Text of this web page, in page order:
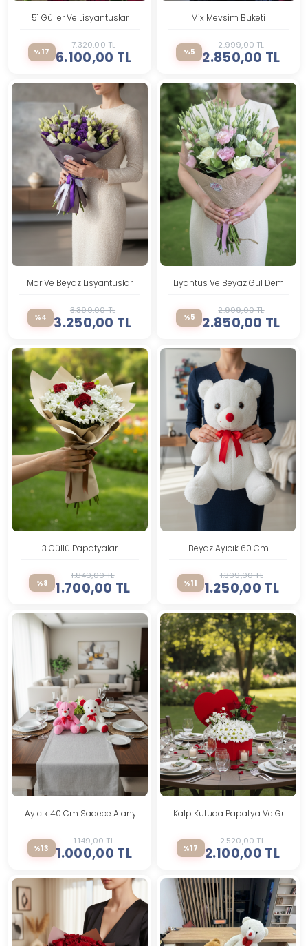
51 Güller Ve Lisyantuslar
%17
7.320,00 TL
6.100,00 TL
Mix Mevsim Buketi
%5
2.999,00 TL
2.850,00 TL
Mor Ve Beyaz Lisyantuslar
%4
3.399,00 TL
3.250,00 TL
Liyantus Ve Beyaz Gül Demeti
%5
2.999,00 TL
2.850,00 TL
3 Güllü Papatyalar
%8
1.849,00 TL
1.700,00 TL
Beyaz Ayıcık 60 Cm
%11
1.399,00 TL
1.250,00 TL
Ayıcık 40 Cm Sadece Alanya Içi Teslimat
%13
1.149,00 TL
1.000,00 TL
Kalp Kutuda Papatya Ve Güller
%17
2.520,00 TL
2.100,00 TL